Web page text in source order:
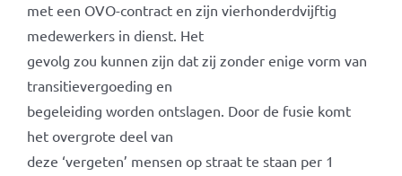
met een OVO-contract en zijn vierhonderdvijftig
medewerkers in dienst. Het
gevolg zou kunnen zijn dat zij zonder enige vorm van
transitievergoeding en
begeleiding worden ontslagen. Door de fusie komt
het overgrote deel van
deze ‘vergeten’ mensen op straat te staan per 1